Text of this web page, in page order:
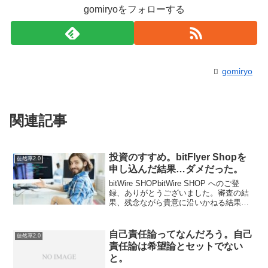
gomiryoをフォローする
gomiryo
関連記事
徒然草2.0
投資のすすめ。bitFlyer Shopを
申し込んだ結果…ダメだった。
bitWire SHOPbitWire SHOP へのご登
録、ありがとうございました。審査の結
果、残念ながら貴意に沿いかねる結果と
はございますが何卒ご了承いただけま
す...
徒然草2.0
自己責任論ってなんだろう。自己
責任論は希望論とセットでない
と。